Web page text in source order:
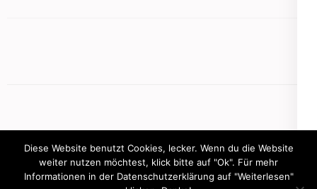
Diese Website benutzt Cookies, lecker. Wenn du die Website
weiter nutzen möchtest, klick bitte auf "Ok". Für mehr
Informationen in der Datenschutzerklärung auf "Weiterlesen"